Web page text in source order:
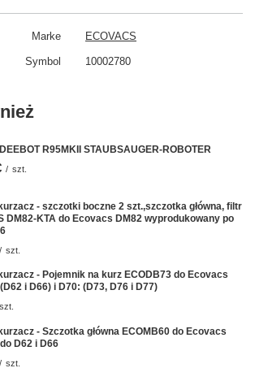
Marke ECOVACS
Symbol 10002780
R95MKII STAUBSAUGER-ROBOTER
/ szt.
- szczotki boczne 2 szt.,szczotka główna, filtr
DM82-KTA do Ecovacs DM82 wyprodukowany po
/ szt.
- Pojemnik na kurz ECODB73 do Ecovacs
i D66) i D70: (D73, D76 i D77)
szt.
- Szczotka główna ECOMB60 do Ecovacs
D62 i D66
/ szt.